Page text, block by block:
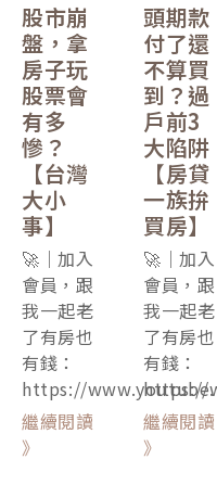
股市崩
盤，拿
房子玩
股票會
有多
慘？
【台灣
大小
事】
🚀｜加入
會員，跟
我一起老
了有房也
有錢：
https://www.youtube.
繼續閱讀
》
頭期款
付了還
不算買
到？過
戶前3
大陷阱
【房貸
一族拚
買房】
🚀｜加入
會員，跟
我一起老
了有房也
有錢：
https://
繼續閱讀
》